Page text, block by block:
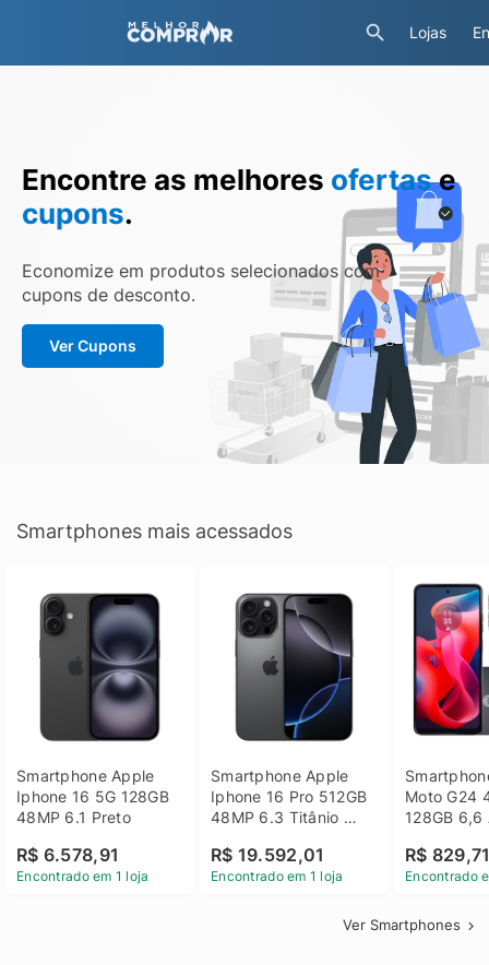
Lojas
Encontre as melhores ofertase
cupons.
Economize em produtos selecionados com
cupons de desconto.
Ver Cupons
Smartphones mais acessados
Smartphone Apple
Iphone 16 5G 128GB
48MP 6.1 Preto
R$ 6.578,91
Encontrado em 1 loja
Smartphone Apple
Iphone 16 Pro 512GB
48MP 6.3 Titânio
R$ 19.592,01
Encontrado em 1 loja
Moto G24
128GB 6,6
R$
Encontrado
Ver Smartphones